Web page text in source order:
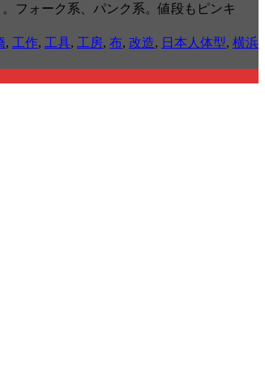
フォーク系、パンク系。値段もピンキ
, 工作, 工具, 工房, 布, 改造, 日本人体型, 横浜